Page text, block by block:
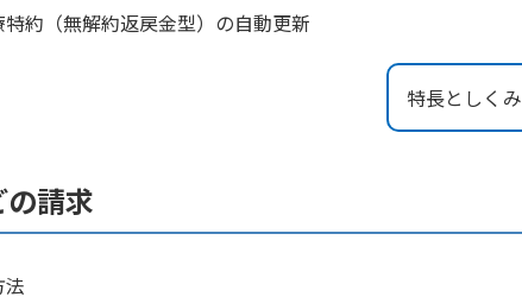
約（無解約返戻金型）の自動更新
特長としくみ
請求